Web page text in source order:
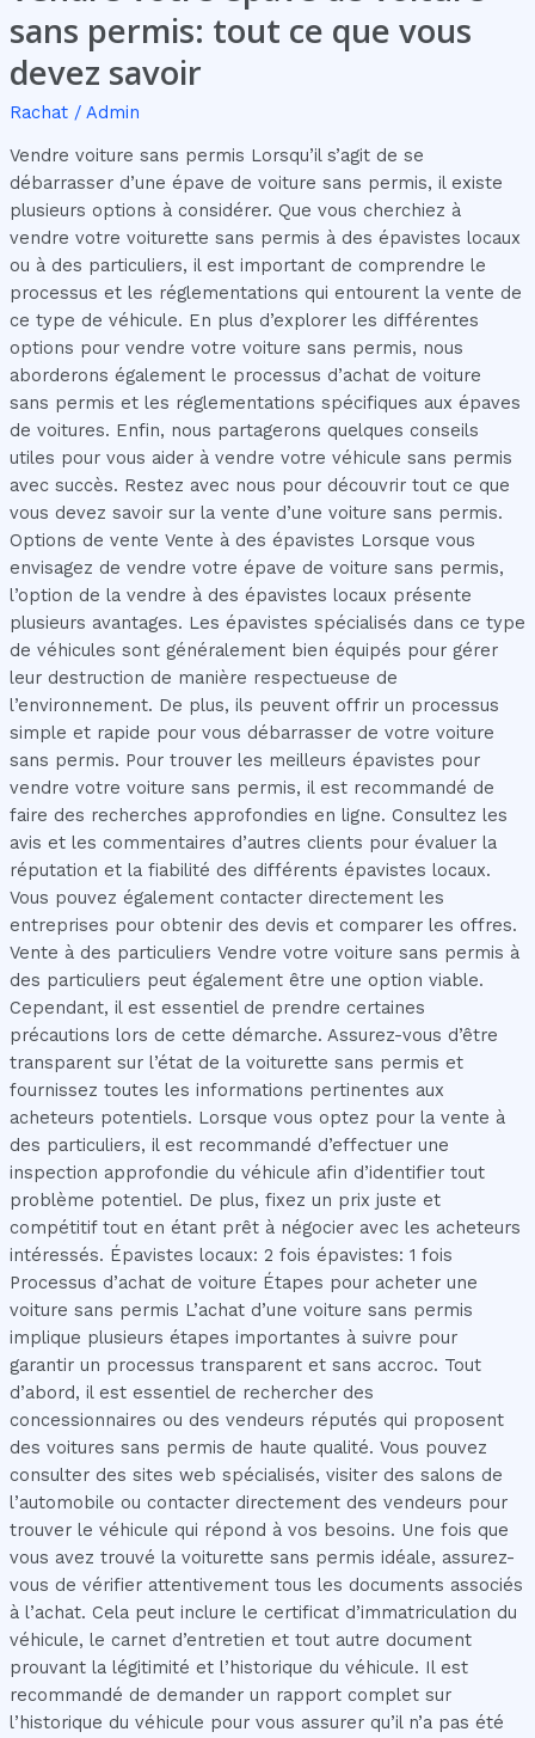
sans permis: tout ce que vous
devez savoir
Rachat/ Admin
Vendre voiture sans permis Lorsqu’il s’agit de se
débarrasser d’une épave de voiture sans permis, il existe
plusieurs options à considérer. Que vous cherchiez à
vendre votre voiturette sans permis à des épavistes locaux
ou à des particuliers, il est important de comprendre le
processus et les réglementations qui entourent la vente de
ce type de véhicule. En plus d’explorer les différentes
options pour vendre votre voiture sans permis, nous
aborderons également le processus d’achat de voiture
sans permis et les réglementations spécifiques aux épaves
de voitures. Enfin, nous partagerons quelques conseils
utiles pour vous aider à vendre votre véhicule sans permis
avec succès. Restez avec nous pour découvrir tout ce que
vous devez savoir sur la vente d’une voiture sans permis.
Options de vente Vente à des épavistes Lorsque vous
envisagez de vendre votre épave de voiture sans permis,
l’option de la vendre à des épavistes locaux présente
plusieurs avantages. Les épavistes spécialisés dans ce type
de véhicules sont généralement bien équipés pour gérer
leur destruction de manière respectueuse de
l’environnement. De plus, ils peuvent offrir un processus
simple et rapide pour vous débarrasser de votre voiture
sans permis. Pour trouver les meilleurs épavistes pour
vendre votre voiture sans permis, il est recommandé de
faire des recherches approfondies en ligne. Consultez les
avis et les commentaires d’autres clients pour évaluer la
réputation et la fiabilité des différents épavistes locaux.
Vous pouvez également contacter directement les
entreprises pour obtenir des devis et comparer les offres.
Vente à des particuliers Vendre votre voiture sans permis à
des particuliers peut également être une option viable.
Cependant, il est essentiel de prendre certaines
précautions lors de cette démarche. Assurez-vous d’être
transparent sur l’état de la voiturette sans permis et
fournissez toutes les informations pertinentes aux
acheteurs potentiels. Lorsque vous optez pour la vente à
des particuliers, il est recommandé d’effectuer une
inspection approfondie du véhicule afin d’identifier tout
problème potentiel. De plus, fixez un prix juste et
compétitif tout en étant prêt à négocier avec les acheteurs
intéressés. Épavistes locaux: 2 fois épavistes: 1 fois
Processus d’achat de voiture Étapes pour acheter une
voiture sans permis L’achat d’une voiture sans permis
implique plusieurs étapes importantes à suivre pour
garantir un processus transparent et sans accroc. Tout
d’abord, il est essentiel de rechercher des
concessionnaires ou des vendeurs réputés qui proposent
des voitures sans permis de haute qualité. Vous pouvez
consulter des sites web spécialisés, visiter des salons de
l’automobile ou contacter directement des vendeurs pour
trouver le véhicule qui répond à vos besoins. Une fois que
vous avez trouvé la voiturette sans permis idéale, assurez-
vous de vérifier attentivement tous les documents associés
à l’achat. Cela peut inclure le certificat d’immatriculation du
véhicule, le carnet d’entretien et tout autre document
prouvant la légitimité et l’historique du véhicule. Il est
recommandé de demander un rapport complet sur
l’historique du véhicule pour vous assurer qu’il n’a pas été